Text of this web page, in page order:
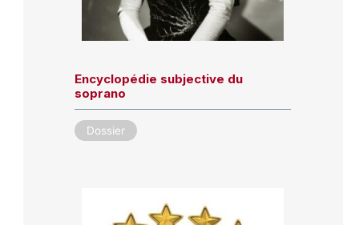
Encyclopédie subjective du
soprano
Dossier